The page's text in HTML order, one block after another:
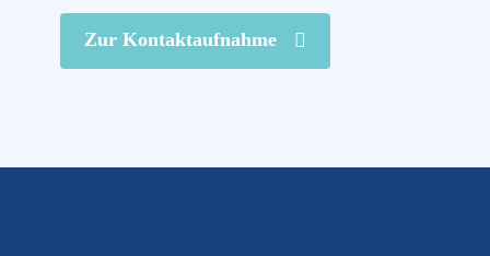
Zur Kontaktaufnahme